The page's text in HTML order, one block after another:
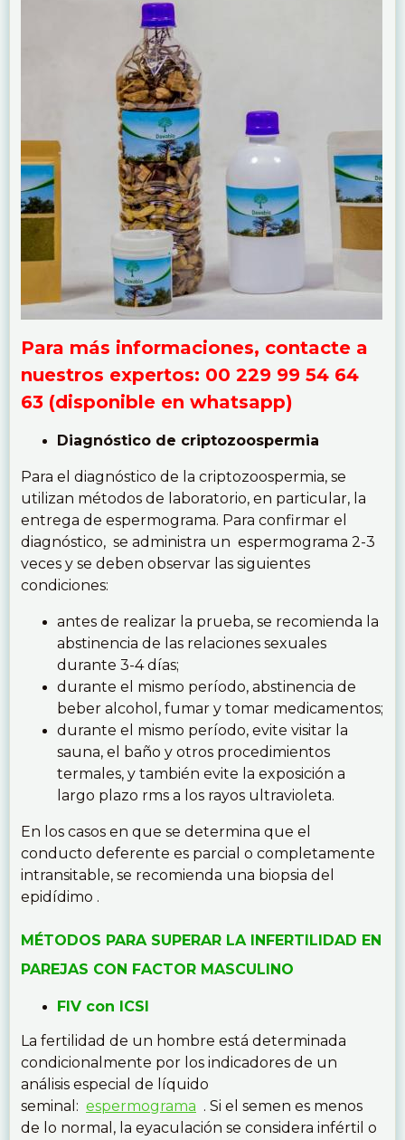
Para más informaciones, contacte a
nuestros expertos: 00 229 99 54 64
63 (disponible en whatsapp)
Diagnóstico de criptozoospermia
Para el diagnóstico de la criptozoospermia, se
utilizan métodos de laboratorio, en particular, la
entrega de espermograma. Para confirmar el
diagnóstico, se administra un espermograma 2-3
veces y se deben observar las siguientes
condiciones:
antes de realizar la prueba, se recomienda la
abstinencia de las relaciones sexuales
durante 3-4 días;
durante el mismo período, abstinencia de
beber alcohol, fumar y tomar medicamentos;
durante el mismo período, evite visitar la
sauna, el baño y otros procedimientos
termales, y también evite la exposición a
largo plazo rms a los rayos ultravioleta.
En los casos en que se determina que el
conducto deferente es parcial o completamente
intransitable, se recomienda una biopsia del
epidídimo .
MÉTODOS PARA SUPERAR LA INFERTILIDAD EN
PAREJAS CON FACTOR MASCULINO
FIV con ICSI
La fertilidad de un hombre está determinada
condicionalmente por los indicadores de un
análisis especial de líquido
seminal: espermograma . Si el semen es menos
de lo normal, la eyaculación se considera infértil o